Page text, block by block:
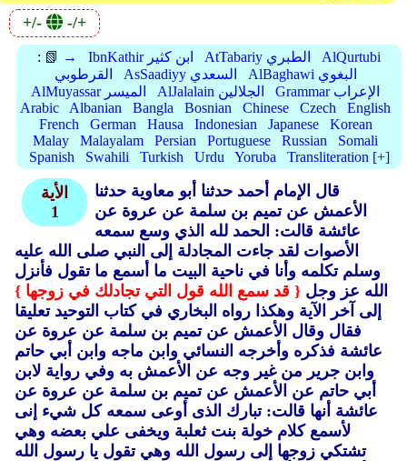
+/- -/+
: 📗 → IbnKathir ابن كثير AtTabariy الطبري
AlQurtubi
القرطوبي
AsSaadiyy السعدي
AlBaghawi البغوي
AlMuyassar الميسر
AlJalalain الجلالين
Grammar الإعراب
Arabic
Albanian Bangla Bosnian Chinese Czech
English
French
German Hausa Indonesian Japanese
Korean
Malay
Malayalam Persian Portuguese Russian
Somali
Spanish
Swahili Turkish Urdu Yoruba Transliteration [+]
الأية
1
قال الإمام أحمد حدثنا أبو معاوية حدثنا
الأعمش عن تميم بن سلمة عن عروة عن
عائشة قالت: الحمد لله الذي وسع سمعه
الأصوات لقد جاءت المجادلة إلى النبي صلى الله عليه
وسلم تكلمه وأنا في ناحية البيت ما أسمع ما تقول فأنزل
الله عز وجل { قد سمع الله قول التي تجادلك في زوجها }
إلى آخر الآية وهكذا رواه البخاري في كتاب التوحيد تعليقا
فقال وقال الأعمش عن تميم بن سلمة عن عروة عن
عائشة فذكره وأخرجه النسائي وابن ماجه وابن أبي حاتم
وابن جرير من غير وجه عن الأعمش به وفي رواية لابن
أبي حاتم عن الأعمش عن تميم بن سلمة عن عروة عن
عائشة أنها قالت: تبارك الذى أوعى سمعه كل شيء إنى
لأسمع كلام خولة بنت ثعلبة ويخفى علي بعضه وهي
تشتكي زوجها إلى رسول الله وهي تقول يا رسول الله